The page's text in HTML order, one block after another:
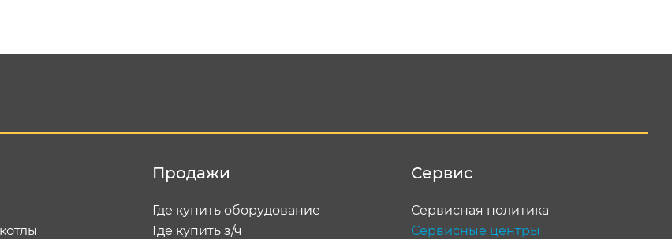
Продажи
Где купить оборудование
Где купить з/ч
Сервис
Сервисная политика
Сервисные центры